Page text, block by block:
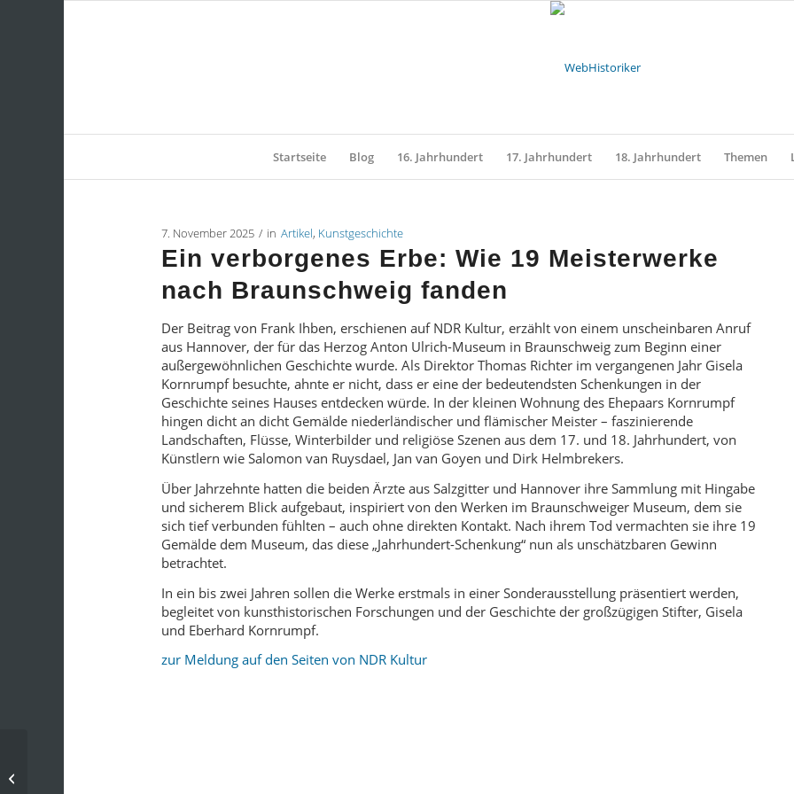
Startseite Blog 16. Jahrhundert 17. Jahrhundert 18. Jahrhundert Themen
7. November 2025 / in Artikel, Kunstgeschichte
Ein verborgenes Erbe: Wie 19 Meisterwerke
nach Braunschweig fanden
Der Beitrag von Frank Ihben, erschienen auf NDR Kultur, erzählt von einem unscheinbaren Anruf
aus Hannover, der für das Herzog Anton Ulrich-Museum in Braunschweig zum Beginn einer
außergewöhnlichen Geschichte wurde. Als Direktor Thomas Richter im vergangenen Jahr Gisela
Kornrumpf besuchte, ahnte er nicht, dass er eine der bedeutendsten Schenkungen in der
Geschichte seines Hauses entdecken würde. In der kleinen Wohnung des Ehepaars Kornrumpf
hingen dicht an dicht Gemälde niederländischer und flämischer Meister – faszinierende
Landschaften, Flüsse, Winterbilder und religiöse Szenen aus dem 17. und 18. Jahrhundert, von
Künstlern wie Salomon van Ruysdael, Jan van Goyen und Dirk Helmbrekers.
Über Jahrzehnte hatten die beiden Ärzte aus Salzgitter und Hannover ihre Sammlung mit Hingabe
und sicherem Blick aufgebaut, inspiriert von den Werken im Braunschweiger Museum, dem sie
sich tief verbunden fühlten – auch ohne direkten Kontakt. Nach ihrem Tod vermachten sie ihre 19
Gemälde dem Museum, das diese „Jahrhundert-Schenkung“ nun als unschätzbaren Gewinn
betrachtet.
In ein bis zwei Jahren sollen die Werke erstmals in einer Sonderausstellung präsentiert werden,
begleitet von kunsthistorischen Forschungen und der Geschichte der großzügigen Stifter, Gisela
und Eberhard Kornrumpf.
zur Meldung auf den Seiten von NDR Kultur